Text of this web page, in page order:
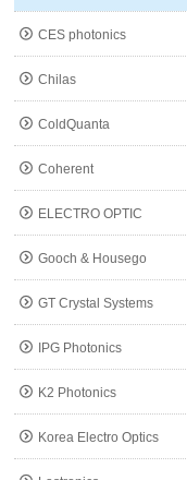
CES photonics
Chilas
ColdQuanta
Coherent
ELECTRO OPTIC
Gooch & Housego
GT Crystal Systems
IPG Photonics
K2 Photonics
Korea Electro Optics